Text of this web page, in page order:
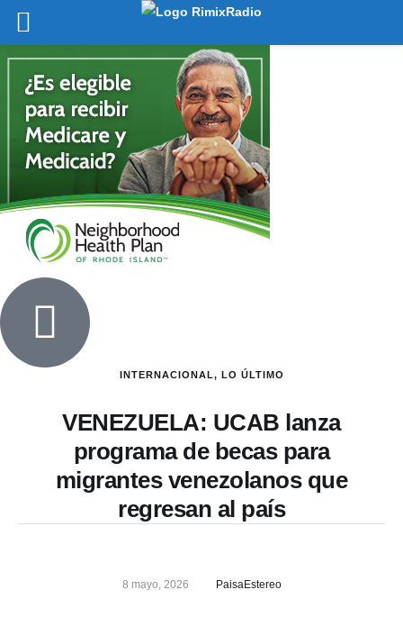
INTERNACIONAL, LO ÚLTIMO
VENEZUELA: UCAB lanza
programa de becas para
migrantes venezolanos que
regresan al país
8 mayo, 2026 PaisaEstereo